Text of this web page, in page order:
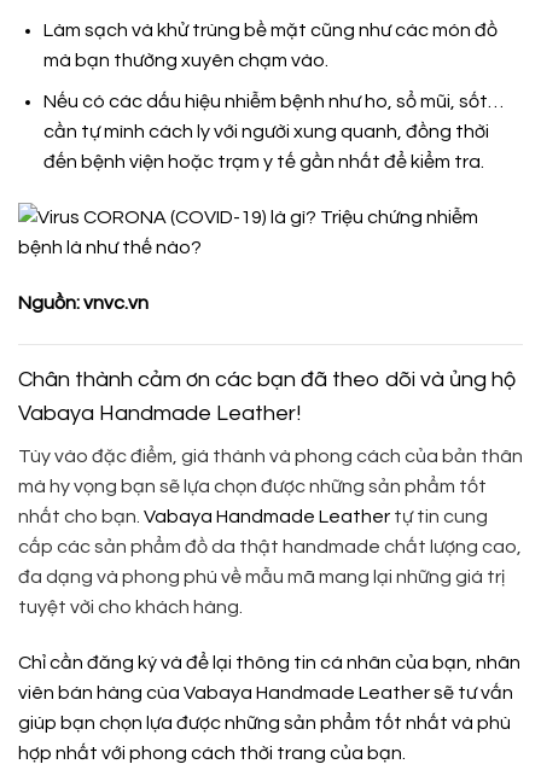
Làm sạch và khử trùng bề mặt cũng như các món đồ
mà bạn thường xuyên chạm vào.
Nếu có các dấu hiệu nhiễm bệnh như ho, sổ mũi, sốt…
cần tự mình cách ly với người xung quanh, đồng thời
đến bệnh viện hoặc trạm y tế gần nhất để kiểm tra.
Nguồn: vnvc.vn
Chân thành cảm ơn các bạn đã theo dõi và ủng hộ
Vabaya Handmade Leather!
Tùy vào đặc điểm, giá thành và phong cách của bản thân
mà hy vọng bạn sẽ lựa chọn được những sản phẩm tốt
nhất cho bạn. Vabaya Handmade Leather tự tin cung
cấp các sản phẩm đồ da thật handmade chất lượng cao,
đa dạng và phong phú về mẫu mã mang lại những giá trị
tuyệt vời cho khách hàng.
Chỉ cần đăng ký và để lại thông tin cá nhân của bạn, nhân
viên bán hàng cùa Vabaya Handmade Leathersẽ tư vấn
giúp bạn chọn lựa được những sản phẩm tốt nhất và phù
hợp nhất với phong cách thời trang của bạn.